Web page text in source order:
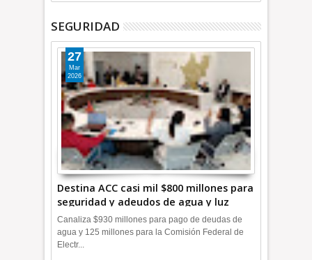
SEGURIDAD
Destina ACC casi mil $800 millones para
seguridad y adeudos de agua y luz
+Video
27
Mar
2026
Canaliza $930 millones para pago de deudas de
agua y 125 millones para la Comisión Federal de
Electr...